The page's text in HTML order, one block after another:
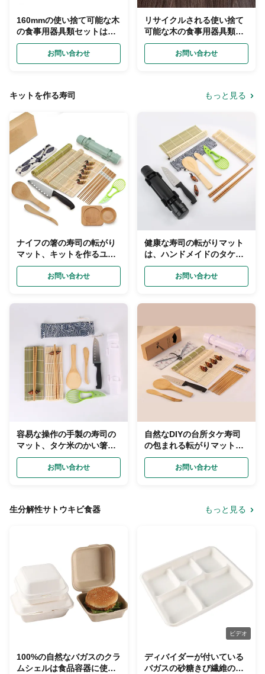
160mmの使い捨て可能な木
の食事用器具類セットは、
有機性タケ道具をスプーン
でつぐナイフのフォークを
包んだ
お問い合わせ
リサイクルされる使い捨て
可能な木の食事用器具類無
漂白は置いた生物分解性の
バガスをピクニックする
お問い合わせ
キットを作る寿司 もっと見る
ナイフの箸の寿司の転がり
マット、キットを作るユー
ザー指導タケ寿司
お問い合わせ
健康な寿司の転がりマット
は、ハンドメイドのタケ寿
司のキット料理を磨いた
お問い合わせ
容易な操作の手製の寿司の
マット、タケ米のかい箸の
寿司の一定メーカー
お問い合わせ
自然なDIYの台所タケ寿司
の包まれる転がりマットの
アボカドのスライサーのペ
お問い合わせ
生分解性サトウキビ食器 もっと見る
100%の自然なバガスのクラ
ムシェルは食品容器に使い
ビデオ
ディバイダーが付いている
バガスの砂糖きび繊維の